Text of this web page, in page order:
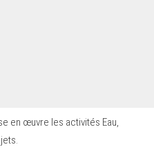
en œuvre les activités Eau,